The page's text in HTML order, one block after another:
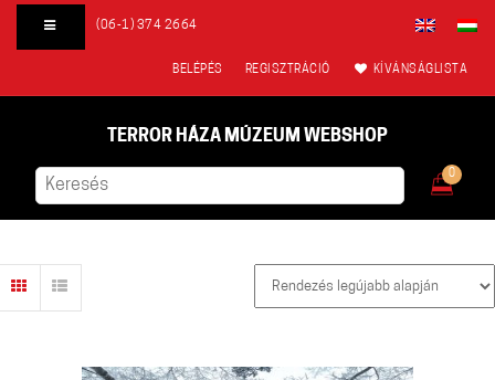
(06-1) 374 2664
BELÉPÉS REGISZTRÁCIÓ KÍVÁNSÁGLISTA
TERROR HÁZA MÚZEUM WEBSHOP
0